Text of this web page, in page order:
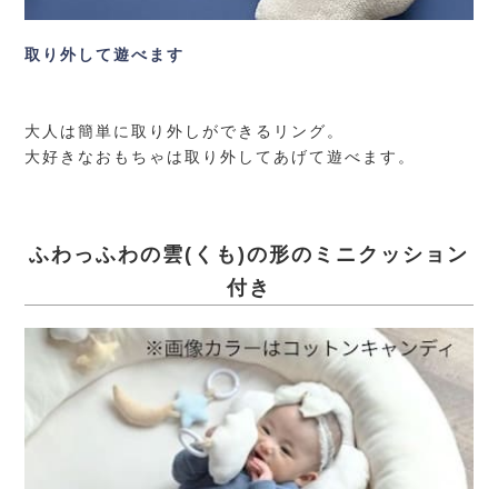
取り外して遊べます
大人は簡単に取り外しができるリング。
大好きなおもちゃは取り外してあげて遊べます。
ふわっふわの雲(くも)の形のミニクッション
付き